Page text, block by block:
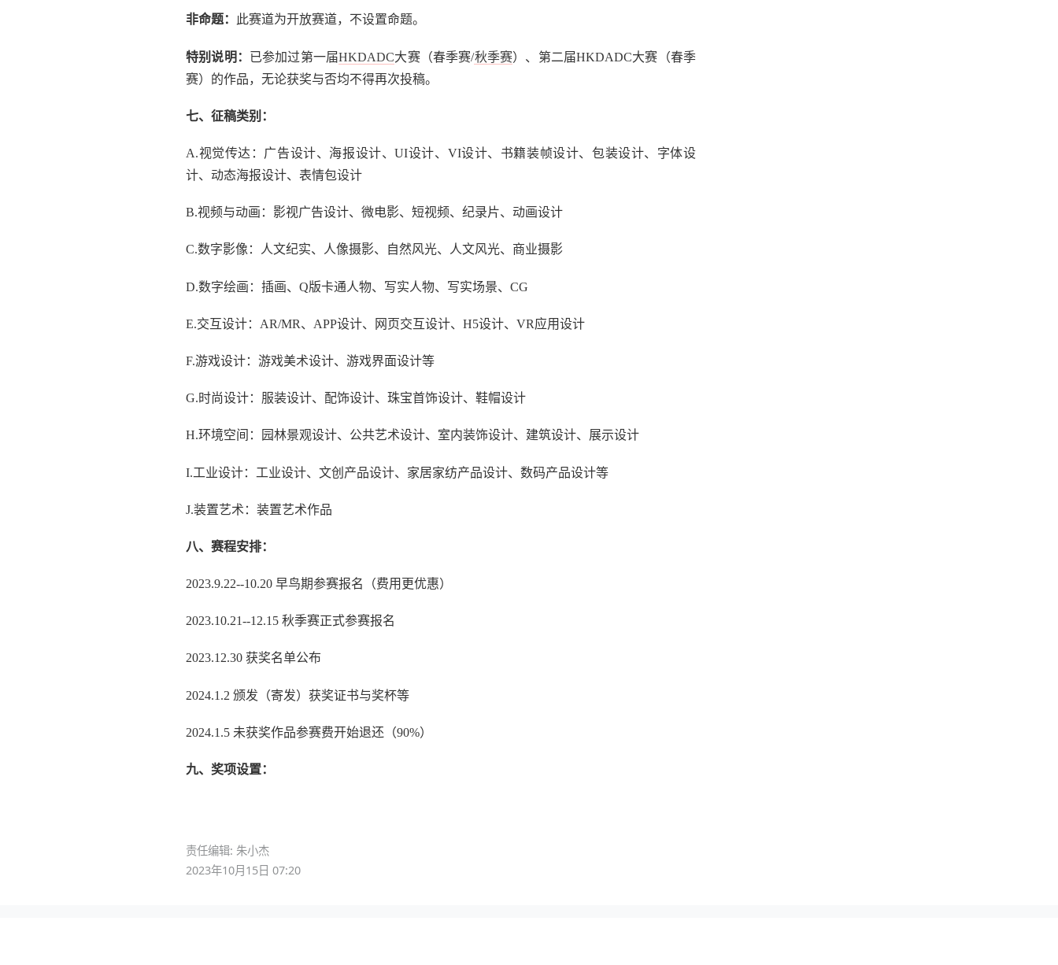
非命题： 此赛道为开放赛道，不设置命题。
特别说明： 已参加过第一届HKDADC大赛（春季赛/秋季赛）、第二届HKDADC大赛（春季
赛）的作品，无论获奖与否均不得再次投稿。
七、征稿类别：
A.视觉传达：广告设计、海报设计、UI设计、VI设计、书籍装帧设计、包装设计、字体设
计、动态海报设计、表情包设计
B.视频与动画：影视广告设计、微电影、短视频、纪录片、动画设计
C.数字影像：人文纪实、人像摄影、自然风光、人文风光、商业摄影
D.数字绘画：插画、Q版卡通人物、写实人物、写实场景、CG
E.交互设计：AR/MR、APP设计、网页交互设计、H5设计、VR应用设计
F.游戏设计：游戏美术设计、游戏界面设计等
G.时尚设计：服装设计、配饰设计、珠宝首饰设计、鞋帽设计
H.环境空间：园林景观设计、公共艺术设计、室内装饰设计、建筑设计、展示设计
I.工业设计：工业设计、文创产品设计、家居家纺产品设计、数码产品设计等
J.装置艺术：装置艺术作品
八、赛程安排：
2023.9.22--10.20 早鸟期参赛报名（费用更优惠）
2023.10.21--12.15 秋季赛正式参赛报名
2023.12.30 获奖名单公布
2024.1.2 颁发（寄发）获奖证书与奖杯等
2024.1.5 未获奖作品参赛费开始退还（90%）
九、奖项设置：
责任编辑: 朱小杰
2023年10月15日 07:20